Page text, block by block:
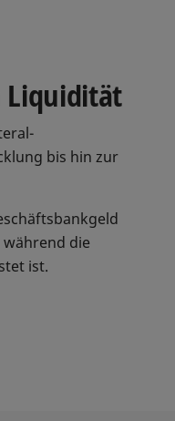
Liquidität
bis hin zur
die
ist.